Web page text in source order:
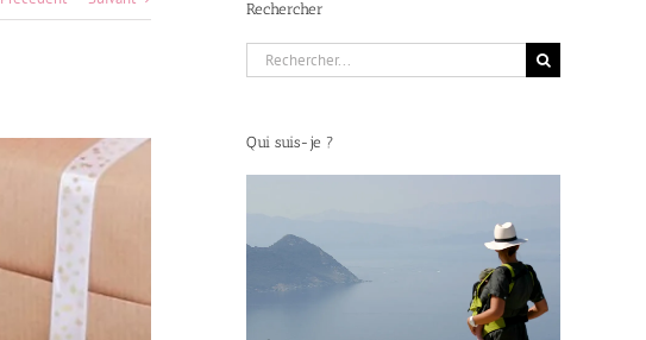
Rechercher
Rechercher:
Qui suis-je ?